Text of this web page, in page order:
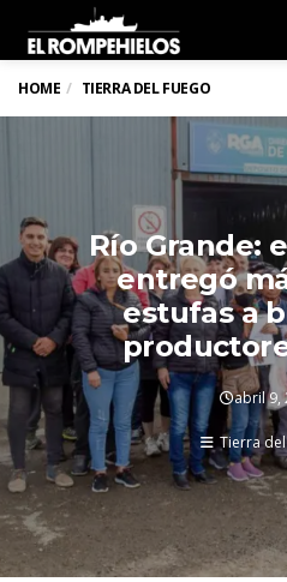
HOME TIERRA DEL FUEGO
Río Grande:
entregó
estufas a
abril 9,
Tierra